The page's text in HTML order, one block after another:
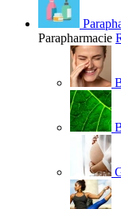
Parapharmacie